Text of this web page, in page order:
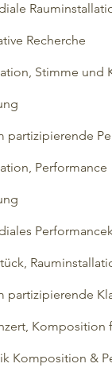
Recherche
Stimme und
partizipierende
Performance
partizipierende
Komposition &